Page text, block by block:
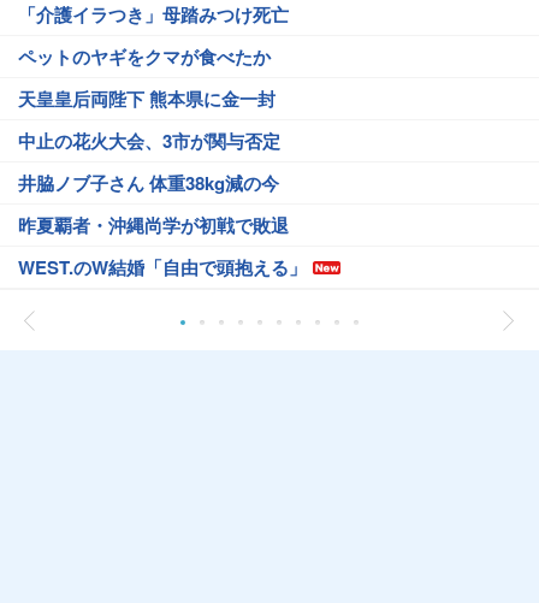
「介護イラつき」母踏みつけ死亡
ペットのヤギをクマが食べたか
天皇皇后両陛下 熊本県に金一封
中止の花火大会、3市が関与否定
井脇ノブ子さん 体重38kg減の今
昨夏覇者・沖縄尚学が初戦で敗退
WEST.のW結婚「自由で頭抱える」